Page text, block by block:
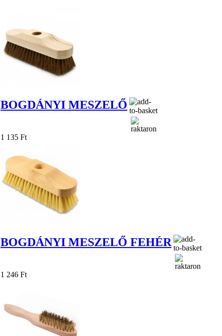
BOGDÁNYI MESZELŐ
1 135 Ft
BOGDÁNYI MESZELŐ FEHÉR
1 246 Ft